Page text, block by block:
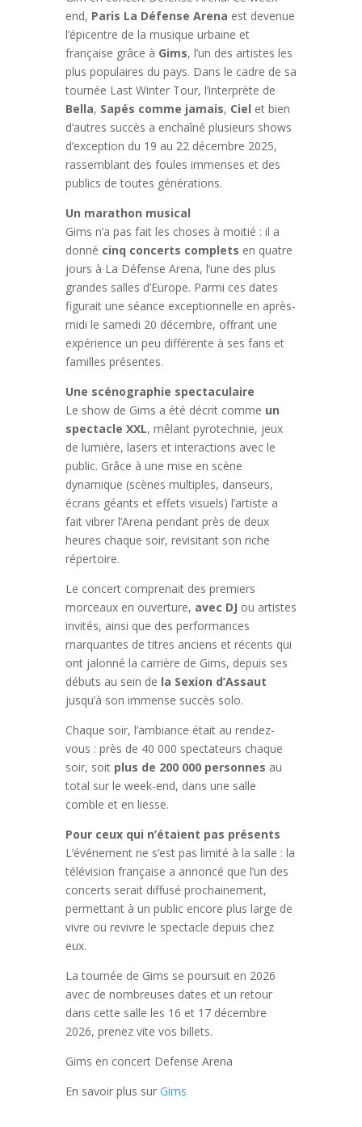
end, Paris La Défense Arena est devenue
l’épicentre de la musique urbaine et
française grâce à Gims, l’un des artistes les
plus populaires du pays. Dans le cadre de sa
tournée Last Winter Tour, l’interprète de
Bella, Sapés comme jamais, Ciel et bien
d’autres succès a enchaîné plusieurs shows
d’exception du 19 au 22 décembre 2025,
rassemblant des foules immenses et des
publics de toutes générations.
Un marathon musical
Gims n’a pas fait les choses à moitié : il a
donné cinq concerts complets en quatre
jours à La Défense Arena, l’une des plus
grandes salles d’Europe. Parmi ces dates
figurait une séance exceptionnelle en après-
midi le samedi 20 décembre, offrant une
expérience un peu différente à ses fans et
familles présentes.
Une scénographie spectaculaire
Le show de Gims a été décrit comme un
spectacle XXL, mêlant pyrotechnie, jeux
de lumière, lasers et interactions avec le
public. Grâce à une mise en scène
dynamique (scènes multiples, danseurs,
écrans géants et effets visuels) l’artiste a
fait vibrer l’Arena pendant près de deux
heures chaque soir, revisitant son riche
répertoire.
Le concert comprenait des premiers
morceaux en ouverture, avec DJ ou artistes
invités, ainsi que des performances
marquantes de titres anciens et récents qui
ont jalonné la carrière de Gims, depuis ses
débuts au sein de la Sexion d’Assaut
jusqu’à son immense succès solo.
Chaque soir, l’ambiance était au rendez-
vous : près de 40 000 spectateurs chaque
soir, soit plus de 200 000 personnes au
total sur le week-end, dans une salle
comble et en liesse.
Pour ceux qui n’étaient pas présents
L’événement ne s’est pas limité à la salle : la
télévision française a annoncé que l’un des
concerts serait diffusé prochainement,
permettant à un public encore plus large de
vivre ou revivre le spectacle depuis chez
eux.
La tournée de Gims se poursuit en 2026
avec de nombreuses dates et un retour
dans cette salle les 16 et 17 décembre
2026, prenez vite vos billets.
Gims en concert Defense Arena
En savoir plus sur Gims